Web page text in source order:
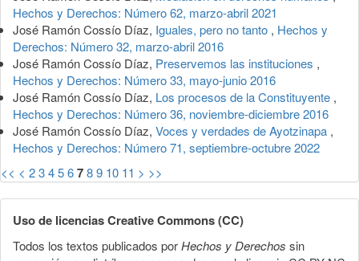
Hechos y Derechos: Número 62, marzo-abril 2021
José Ramón Cossío Díaz, Iguales, pero no tanto , Hechos y
Derechos: Número 32, marzo-abril 2016
José Ramón Cossío Díaz, Preservemos las instituciones ,
Hechos y Derechos: Número 33, mayo-junio 2016
José Ramón Cossío Díaz, Los procesos de la Constituyente ,
Hechos y Derechos: Número 36, noviembre-diciembre 2016
José Ramón Cossío Díaz, Voces y verdades de Ayotzinapa ,
Hechos y Derechos: Número 71, septiembre-octubre 2022
<< < 23456789 10 11 > >>
Uso de licencias Creative Commons (CC)
Todos los textos publicados porHechos y Derechos sin